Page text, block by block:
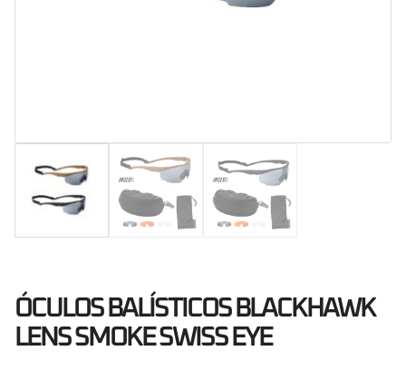
ÓCULOS BALÍSTICOS BLACKHAWK
LENS SMOKE SWISS EYE